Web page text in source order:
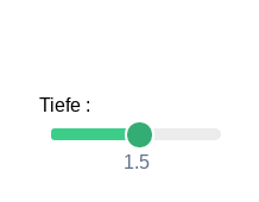
Tiefe :
1.5